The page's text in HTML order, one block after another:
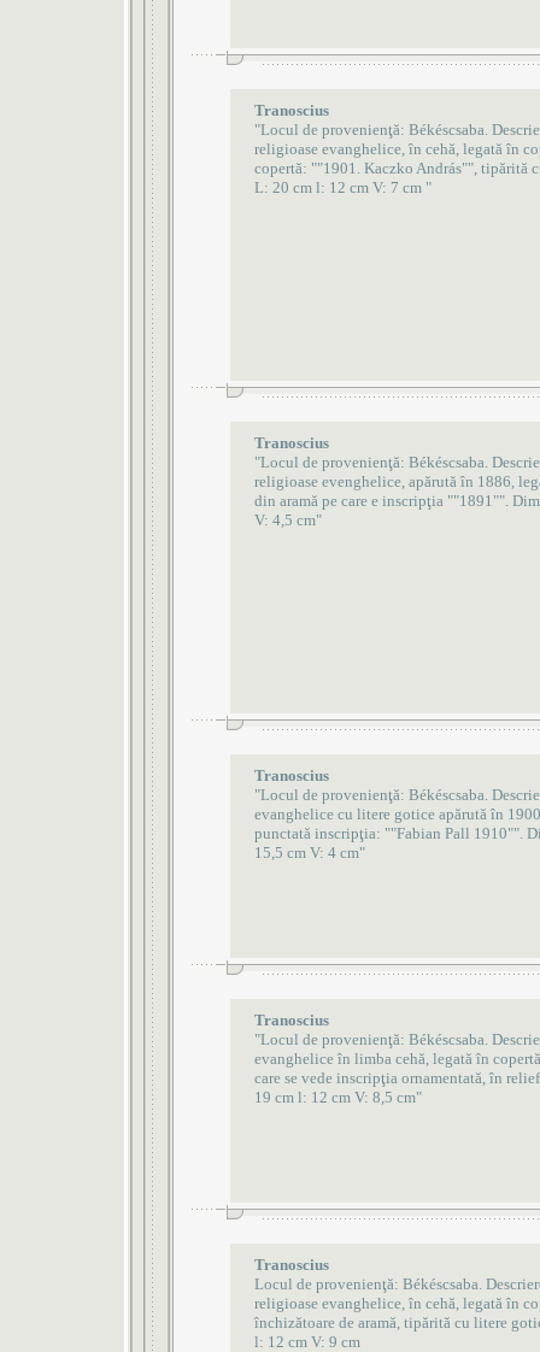
Tranoscius
"Locul de provenienţă: Békéscsaba.
religioase evanghelice, în cehă, legată în
copertă: ""1901. Kaczko András"", tipărită
L: 20 cm l: 12 cm V: 7 cm "
Tranoscius
"Locul de provenienţă: Békéscsaba.
religioase evenghelice, apărută în 1886,
din aramă pe care e inscripţia ""1891"".
V: 4,5 cm"
Tranoscius
"Locul de provenienţă: Békéscsaba.
evanghelice cu litere gotice apărută în
punctată inscripţia: ""Fabian Pall 1910"".
15,5 cm V: 4 cm"
Tranoscius
"Locul de provenienţă: Békéscsaba.
evanghelice în limba cehă, legată în
care se vede inscripţia ornamentată, în
19 cm l: 12 cm V: 8,5 cm"
Tranoscius
Locul de provenienţă: Békéscsaba.
religioase evanghelice, în cehă, legată în
închizătoare de aramă, tipărită cu litere
l: 12 cm V: 9 cm